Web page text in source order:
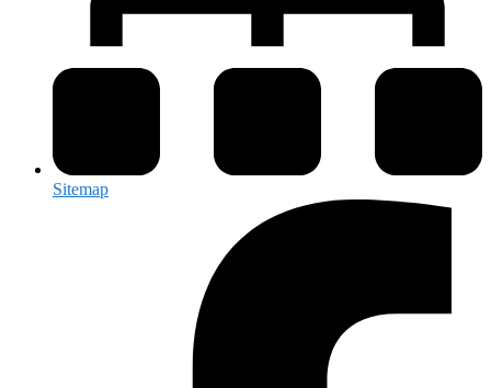
Sitemap